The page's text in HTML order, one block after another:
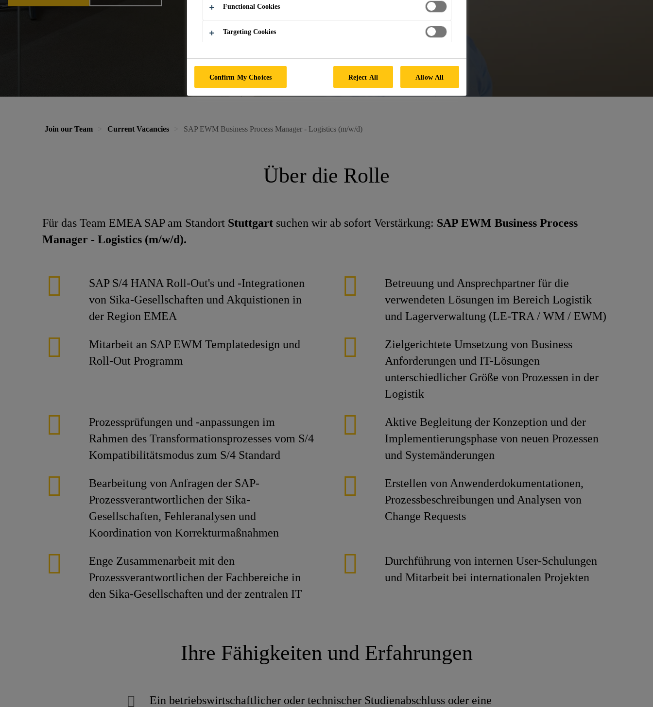
Join our Team Current Vacancies SAP EWM Business Process Manager - Logistics (m/w/d)
Über die Rolle
Für das Team EMEA SAP am Standort Stuttgart suchen wir ab sofort Verstärkung: SAP EWM Business Process
Manager - Logistics (m/w/d).
SAP S/4 HANA Roll-Out's und -Integrationen
von Sika-Gesellschaften und Akquistionen in
der Region EMEA
Betreuung und Ansprechpartner für die
verwendeten Lösungen im Bereich Logistik
und Lagerverwaltung (LE-TRA / WM / EWM)
Mitarbeit an SAP EWM Templatedesign und
Roll-Out Programm
Zielgerichtete Umsetzung von Business
Anforderungen und IT-Lösungen
unterschiedlicher Größe von Prozessen in der
Logistik
Prozessprüfungen und -anpassungen im
Rahmen des Transformationsprozesses vom S/4
Kompatibilitätsmodus zum S/4 Standard
Aktive Begleitung der Konzeption und der
Implementierungsphase von neuen Prozessen
und Systemänderungen
Bearbeitung von Anfragen der SAP-
Prozessverantwortlichen der Sika-
Gesellschaften, Fehleranalysen und
Koordination von Korrekturmaßnahmen
Erstellen von Anwenderdokumentationen,
Prozessbeschreibungen und Analysen von
Change Requests
Enge Zusammenarbeit mit den
Prozessverantwortlichen der Fachbereiche in
den Sika-Gesellschaften und der zentralen IT
Durchführung von internen User-Schulungen
und Mitarbeit bei internationalen Projekten
Ihre Fähigkeiten und Erfahrungen
Ein betriebswirtschaftlicher oder technischer Studienabschluss oder eine
Functional Cookies
Targeting Cookies
Confirm My Choices Reject All Allow All